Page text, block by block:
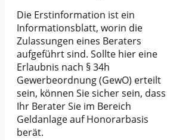
Die Erstinformation ist ein
Informationsblatt, worin die
Zulassungen eines Beraters
aufgeführt sind. Sollte hier eine
Erlaubnis nach § 34h
Gewerbeordnung (GewO) erteilt
sein, können Sie sicher sein, dass
Ihr Berater Sie im Bereich
Geldanlage auf Honorarbasis
berät.